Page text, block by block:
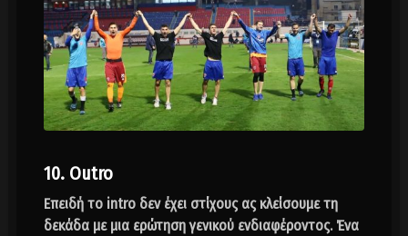
10. Outro
Επειδή το intro δεν έχει στίχους ας κλείσουμε τη
δεκάδα με μια ερώτηση γενικού ενδιαφέροντος. Ένα